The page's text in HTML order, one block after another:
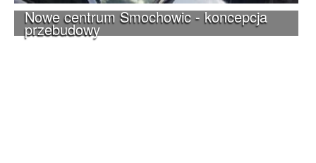
Nowe centrum Smochowic - koncepcja
przebudowy